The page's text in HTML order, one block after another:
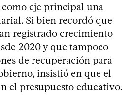
eje principal una
Si bien recordó que
registrado crecimiento
2020 y que tampoco
de recuperación para
insistió en que el
el presupuesto educativo.